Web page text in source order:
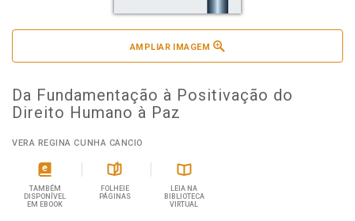
AMPLIAR IMAGEM
Da Fundamentação à Positivação do
Direito Humano à Paz
VERA REGINA CUNHA CANCIO
TAMBÉM
DISPONÍVEL
EM EBOOK
FOLHEIE
PÁGINAS
LEIA NA
BIBLIOTECA
VIRTUAL